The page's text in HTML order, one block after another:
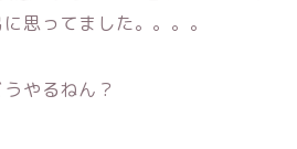
思ってました。。。。
やるねん？